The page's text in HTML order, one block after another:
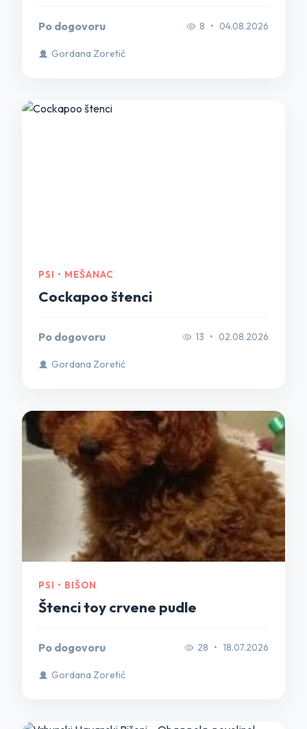
Po dogovoru 8 • 04.08.2026
Gordana Zoretić
PSI • MEŠANAC
Cockapoo štenci
Po dogovoru 13 • 02.08.2026
Gordana Zoretić
PSI • BIŠON
Štenci toy crvene pudle
Po dogovoru 28 • 18.07.2026
Gordana Zoretić